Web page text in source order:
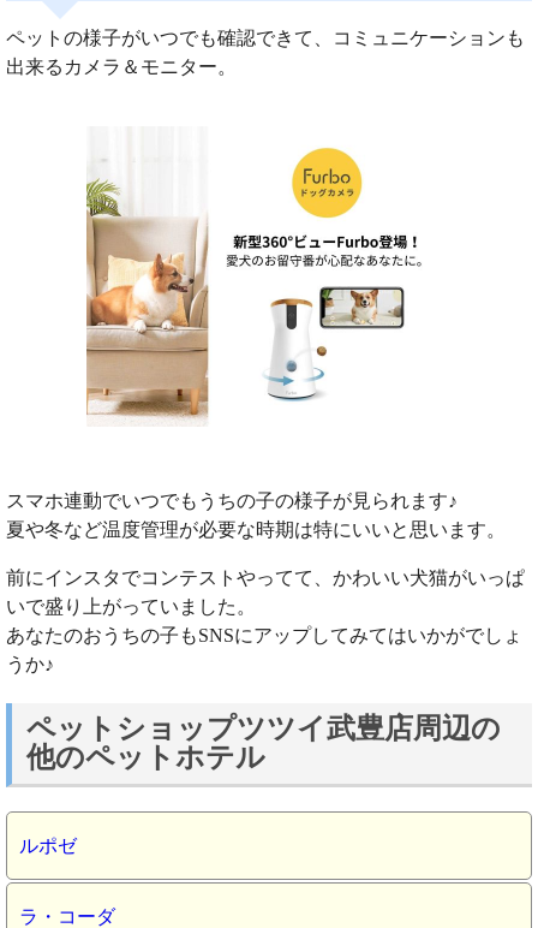
ペットの様子がいつでも確認できて、コミュニケーションも
出来るカメラ＆モニター。
スマホ連動でいつでもうちの子の様子が見られます♪
夏や冬など温度管理が必要な時期は特にいいと思います。
前にインスタでコンテストやってて、かわいい犬猫がいっぱ
いで盛り上がっていました。
あなたのおうちの子もSNSにアップしてみてはいかがでしょ
うか♪
ペットショップツツイ武豊店周辺の
他のペットホテル
ルポゼ
ラ・コーダ